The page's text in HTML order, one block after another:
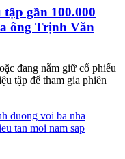
gần 100.000
ông Trịnh Văn
đang nắm giữ cổ phiếu
tập để tham gia phiên